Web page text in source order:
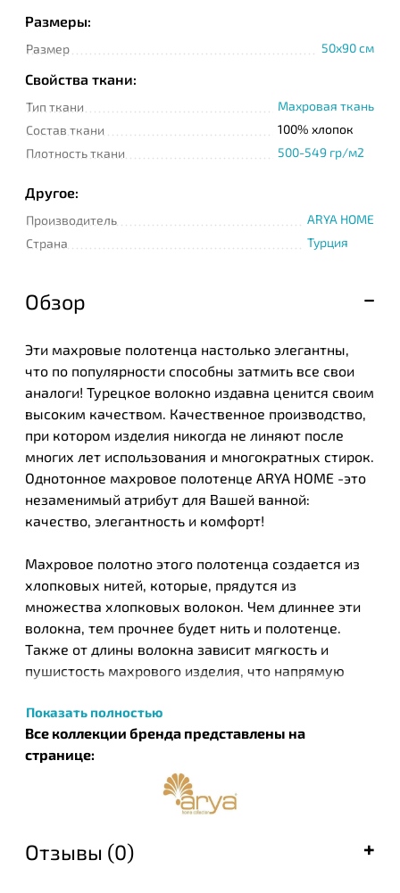
Размеры:
Размер 50x90 см
Свойства ткани:
Тип ткани
Махровая ткань
Состав ткани
100% хлопок
Плотность ткани
500-549 гр/м2
Другое:
Производитель
ARYA HOME
Страна
Турция
Обзор
Эти махровые полотенца настолько элегантны,
что по популярности способны затмить все свои
аналоги! Турецкое волокно издавна ценится своим
высоким качеством. Качественное производство,
при котором изделия никогда не линяют после
многих лет использования и многократных стирок.
Однотонное махровое полотенце ARYA HOME -это
незаменимый атрибут для Вашей ванной:
качество, элегантность и комфорт!
Махровое полотно этого полотенца создается из
хлопковых нитей, которые, прядутся из
множества хлопковых волокон. Чем длиннее эти
волокна, тем прочнее будет нить и полотенце.
Также от длины волокна зависит мягкость и
пушистость махрового изделия, что напрямую
Компания «ARYA HOME» более 25 лет занимается
свои позиции на рынке и завоевав репутацию
лидера турецкого текстиля для дома из
высококачественных материалов.
ассортимент товаров, представленный на нашем
Показать полностью
Все коллекции бренда представлены на
странице:
Отзывы (0)